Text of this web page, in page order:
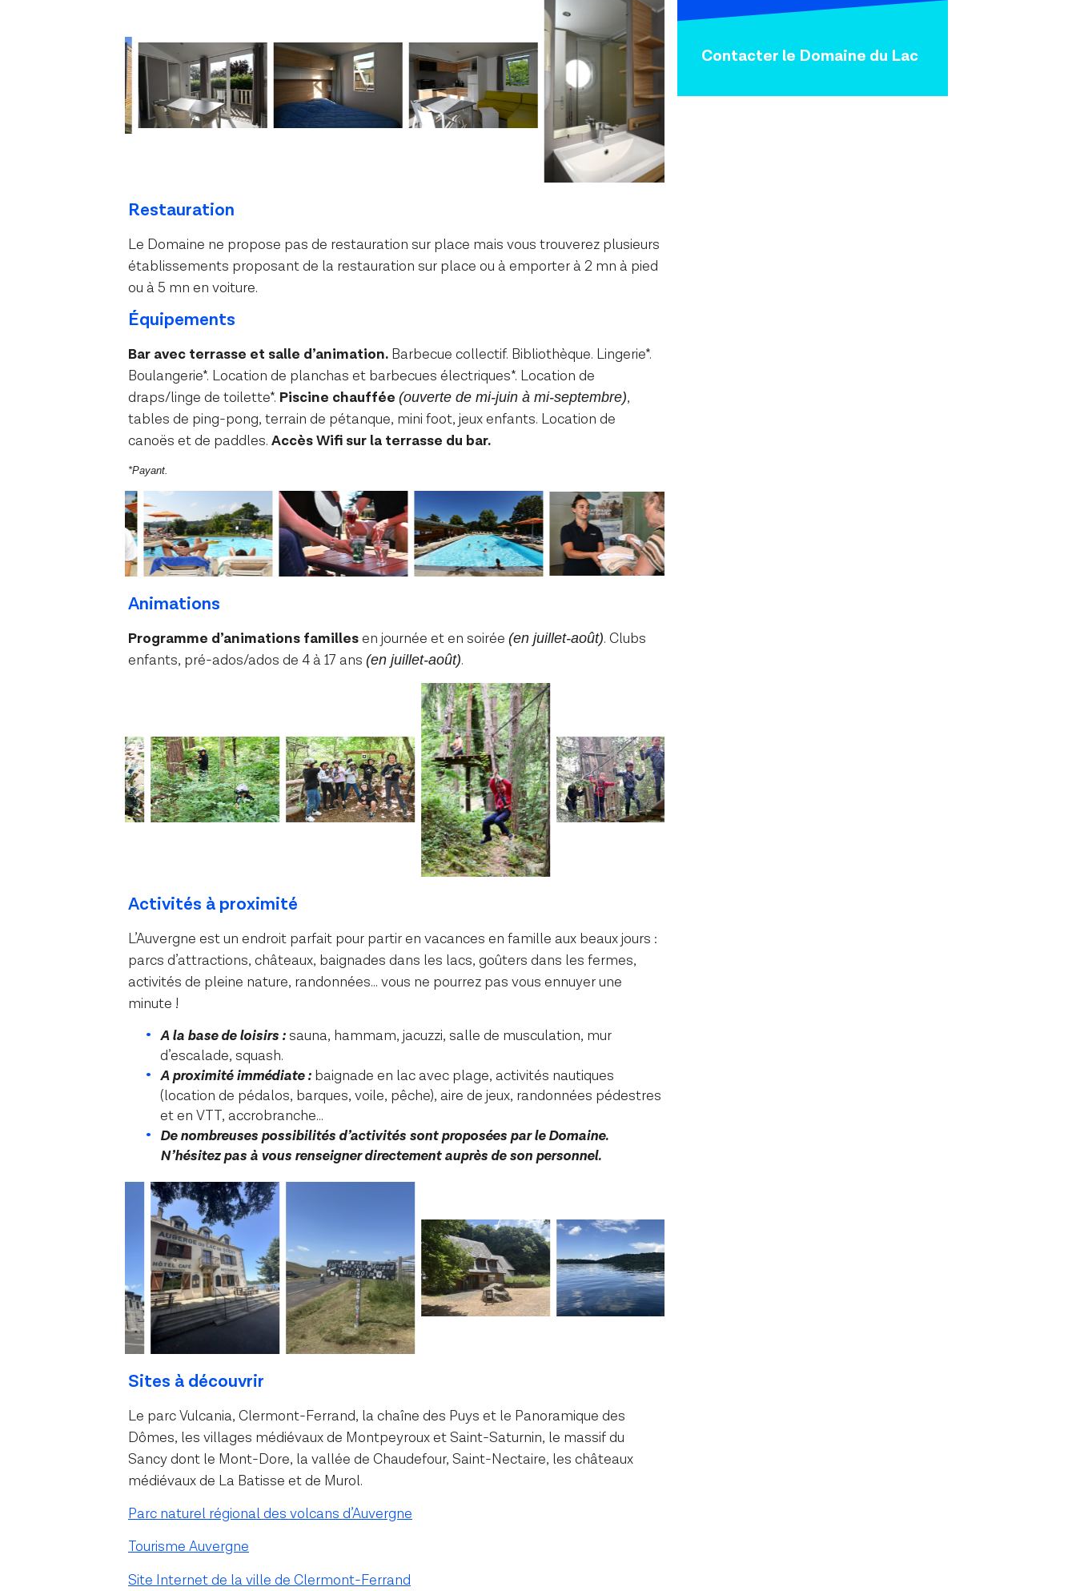
Restauration
Le Domaine ne propose pas de restauration sur place mais vous trouverez plusieurs
établissements proposant de la restauration sur place ou à emporter à 2 mn à pied
ou à 5 mn en voiture.
Équipements
Bar avec terrasse et salle d’animation. Barbecue collectif. Bibliothèque. Lingerie*.
Boulangerie*. Location de planchas et barbecues électriques*. Location de
draps/linge de toilette*. Piscine chauffée (ouverte de mi-juin à mi-septembre),
tables de ping-pong, terrain de pétanque, mini foot, jeux enfants. Location de
canoës et de paddles. Accès Wifi sur la terrasse du bar.
*Payant.
Animations
Programme d’animations famillesen journée et en soirée (en juillet-août). Clubs
enfants, pré-ados/ados de 4 à 17 ans (en juillet-août).
Activités à proximité
L’Auvergne est un endroit parfait pour partir en vacances en famille aux beaux jours :
parcs d’attractions, châteaux, baignades dans les lacs, goûters dans les fermes,
activités de pleine nature, randonnées… vous ne pourrez pas vous ennuyer une
minute !
A la base de loisirs : sauna, hammam, jacuzzi, salle de musculation, mur
d’escalade, squash.
A proximité immédiate : baignade en lac avec plage, activités nautiques
(location de pédalos, barques, voile, pêche), aire de jeux, randonnées pédestres
et en VTT, accrobranche…
De nombreuses possibilités d’activités sont proposées par le Domaine.
N’hésitez pas à vous renseigner directement auprès de son personnel.
Sites à découvrir
Le parc Vulcania, Clermont-Ferrand, la chaîne des Puys et le Panoramique des
Dômes, les villages médiévaux de Montpeyroux et Saint-Saturnin, le massif du
Sancy dont le Mont-Dore, la vallée de Chaudefour, Saint-Nectaire, les châteaux
médiévaux de La Batisse et de Murol.
Parc naturel régional des volcans d’Auvergne
Tourisme Auvergne
Site Internet de la ville de Clermont-Ferrand
Contacter le Domaine du Lac